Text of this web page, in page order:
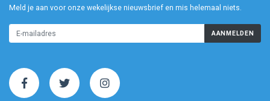
Meld je aan voor onze wekelijkse nieuwsbrief en mis helemaal niets.
AANMELDEN